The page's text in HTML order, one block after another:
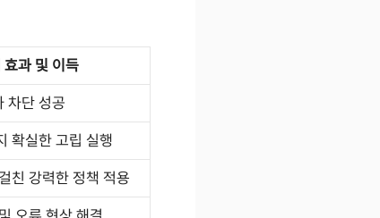
효과 및 이득
차단 성공
확실한 고립 실행
친 강력한 정책 적용